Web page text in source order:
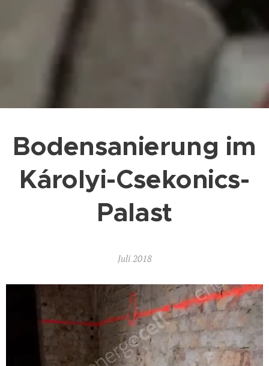
Bodensanierung im
Károlyi-Csekonics-
Palast
Juli 2018